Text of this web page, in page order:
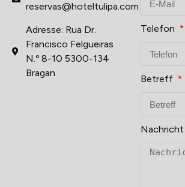
reservas@hoteltulipa.com
Adresse: Rua Dr.
Francisco Felgueiras
N.º 8-10 5300-134
Bragan
Telefon
Betreff
Nachricht